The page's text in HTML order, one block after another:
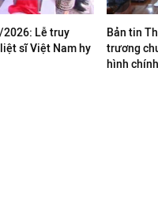
Lễ truy
sĩ Việt Nam hy
Bản tin
trương
hình